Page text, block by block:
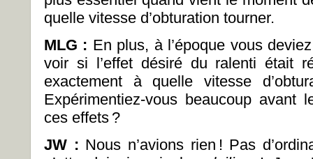
quelle vitesse d’obturation tourner.
MLG : En plus, à l’époque vous
voir si l’effet désiré du ralenti était
exactement à quelle vitesse
Expérimentiez-vous beaucoup avant
ces effets ?
JW : Nous n’avions rien ! Pas